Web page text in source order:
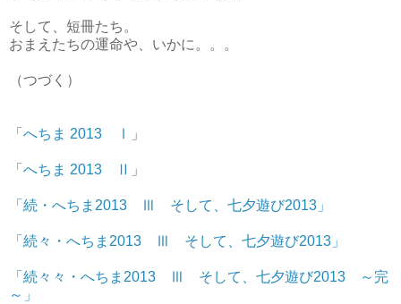
そして、短冊たち。
おまえたちの運命や、いかに。。。
（つづく）
「 へちま 2013 Ⅰ 」
「 へちま 2013 Ⅱ 」
「続・へちま2013 Ⅲ そして、七夕遊び2013」
「続々・へちま2013 Ⅲ そして、七夕遊び2013」
「続々々・へちま2013 Ⅲ そして、七夕遊び2013 ～完
～」